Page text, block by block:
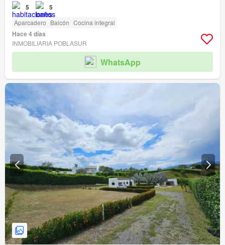
5 5
Aparcadero Balcón Cocina integral
Hace 4 días
INMOBILIARIA POBLASUR
WhatsApp